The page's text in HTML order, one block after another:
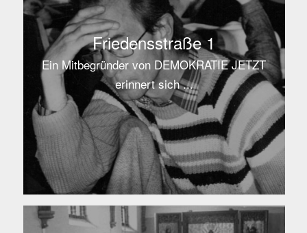
Friedensstraße 1
Ein Mitbegründer von DEMOKRATIE JETZT
erinnert sich ...